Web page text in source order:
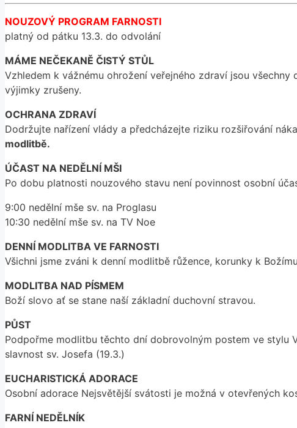
NOUZOVÝ PROGRAM FARNOSTI
platný od pátku 13.3. do odvolání
MÁME NEČEKANĚ ČISTÝ STŮL
Vzhledem k vážnému ohrožení veřejného zdraví jsou
výjimky zrušeny.
OCHRANA ZDRAVÍ
Dodržujte nařízení vlády a předcházejte riziku rozšiřování
modlitbě.
ÚČAST NA NEDĚLNÍ MŠI
Po dobu platnosti nouzového stavu není povinnost osobní
9:00 nedělní mše sv. na Proglasu
10:30 nedělní mše sv. na TV Noe
DENNÍ MODLITBA VE FARNOSTI
Všichni jsme zváni k denní modlitbě růžence, korunky k
MODLITBA NAD PÍSMEM
Boží slovo ať se stane naší základní duchovní stravou.
PŮST
Podpořme modlitbu těchto dní dobrovolným postem ve stylu
slavnost sv. Josefa (19.3.)
EUCHARISTICKÁ ADORACE
Osobní adorace Nejsvětější svátosti je možná v otevřených
FARNÍ NEDĚLNÍK